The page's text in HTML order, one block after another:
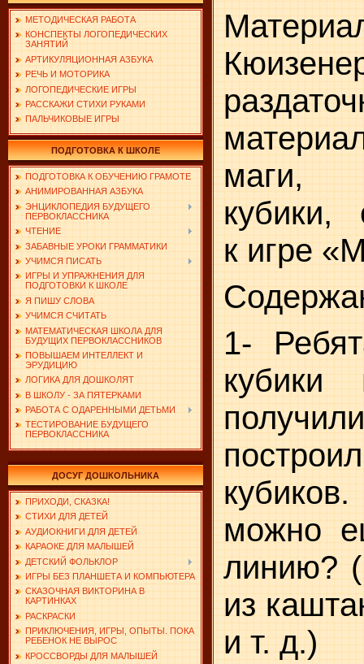
МЕТОДИЧЕСКАЯ РАБОТА
КОНСПЕКТЫ ЛОГОПЕДИЧЕСКИХ
ЗАНЯТИЙ
АРТИКУЛЯЦИОННАЯ АЗБУКА
РЕЧЬ И МОТОРИКА
ЛОГОПЕДИЧЕСКИЕ ИГРЫ
РАССКАЖИ СТИХИ РУКАМИ
ПАЛЬЧИКОВЫЕ ИГРЫ
ПОДГОТОВКА К ШКОЛЕ
ПОДГОТОВКА К ОБУЧЕНИЮ ГРАМОТЕ
АНИМИРОВАННАЯ АЗБУКА
ЭНЦИКЛОПЕДИЯ БУДУЩЕГО
ПЕРВОКЛАССНИКА
ЧТЕНИЕ
ЗАБАВНЫЕ УРОКИ ГРАММАТИКИ
УЧИМСЯ ПИСАТЬ
ИГРЫ И УПРАЖНЕНИЯ ДЛЯ
ПОДГОТОВКИ К ШКОЛЕ
Я ПИШУ СЛОВА
УЧИМСЯ СЧИТАТЬ
МАТЕМАТИЧЕСКАЯ ШКОЛА ДЛЯ
БУДУЩИХ ПЕРВОКЛАССНИКОВ
ПОВЫШАЕМ ИНТЕЛЛЕКТ И
ЭРУДИЦИЮ
ЛОГИКА ДЛЯ ДОШКОЛЯТ
В ШКОЛУ - ЗА ПЯТЕРКАМИ
РАБОТА С ОДАРЕННЫМИ ДЕТЬМИ
ТЕСТИРОВАНИЕ БУДУЩЕГО
ПЕРВОКЛАССНИКА
ДОСУГ ДОШКОЛЬНИКА
ПРИХОДИ, СКАЗКА!
СТИХИ ДЛЯ ДЕТЕЙ
АУДИОКНИГИ ДЛЯ ДЕТЕЙ
КАРАОКЕ ДЛЯ МАЛЫШЕЙ
ДЕТСКИЙ ФОЛЬКЛОР
ИГРЫ БЕЗ ПЛАНШЕТА И КОМПЬЮТЕРА
СКАЗОЧНАЯ ВИКТОРИНА В
КАРТИНКАХ
РАСКРАСКИ
ПРИКЛЮЧЕНИЯ, ИГРЫ, ОПЫТЫ. ПОКА
РЕБЕНОК НЕ ВЫРОС
КРОССВОРДЫ ДЛЯ МАЛЫШЕЙ
маги,
кубики,
к игре
1-
можно
линию?
из
и т. д.)